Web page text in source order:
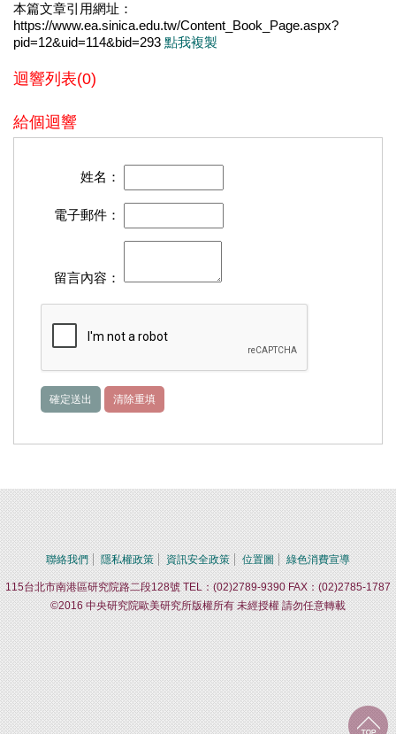
本篇文章引用網址：
https://www.ea.sinica.edu.tw/Content_Book_Page.aspx?
pid=12&uid=114&bid=293 點我複製
迴響列表(0)
給個迴響
姓名：
電子郵件：
留言內容：
聯絡我們 隱私權政策 資訊安全政策 位置圖 綠色消費宣導
115台北市南港區研究院路二段128號 TEL：(02)2789-9390 FAX：(02)2785-1787
©2016 中央研究院歐美研究所版權所有 未經授權 請勿任意轉載